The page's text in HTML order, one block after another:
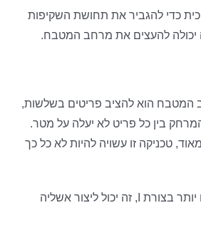
כדי להגביר את תחושת השקיפות
יכולה להעצים את מרחב המטבח.
המטבח הוא להציב פריטים בשלשות,
בין כל פריט לא יעלה על מטר.
טכניקה זו עשויה להיות לא כל כך
אבל מטבחים רחבים יותר בצורת I, זה יכול ליצור אשליה